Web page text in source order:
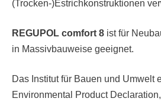
(Trocken-)Estrichkonstruktionen
REGUPOL comfort 8 ist für
in Massivbauweise geeignet.
Das Institut für Bauen und Umwelt
Environmental Product